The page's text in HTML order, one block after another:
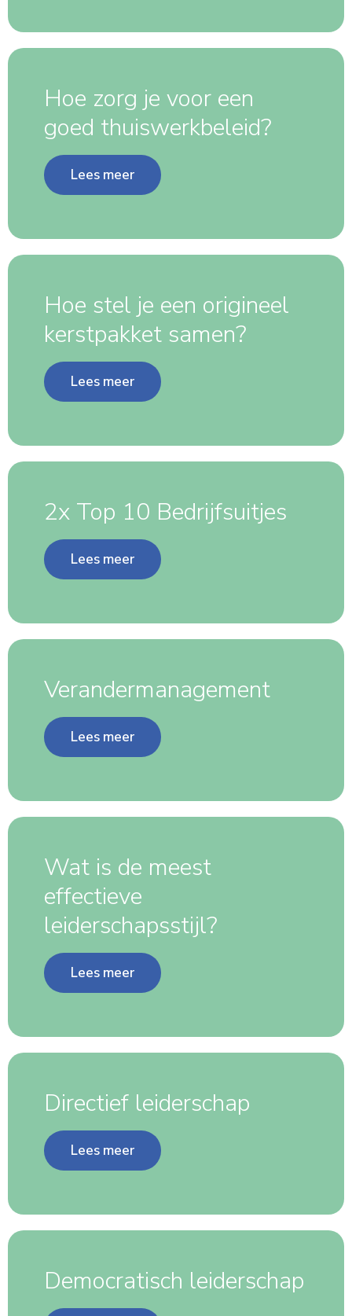
Hoe zorg je voor een
goed thuiswerkbeleid?
Lees meer
Hoe stel je een origineel
kerstpakket samen?
Lees meer
2x Top 10 Bedrijfsuitjes
Lees meer
Verandermanagement
Lees meer
Wat is de meest
effectieve
leiderschapsstijl?
Lees meer
Directief leiderschap
Lees meer
Democratisch leiderschap